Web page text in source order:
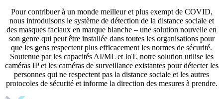
Pour contribuer à un monde meilleur et plus exempt de COVID,
nous introduisons le système de détection de la distance sociale et
des masques faciaux en marque blanche – une solution nouvelle en
son genre qui peut être installée dans toutes les organisations pour
que les gens respectent plus efficacement les normes de sécurité.
Soutenue par les capacités AI/ML et IoT, notre solution utilise les
caméras IP et les caméras de surveillance existantes pour détecter les
personnes qui ne respectent pas la distance sociale et les autres
protocoles de sécurité et informe la direction des mesures à prendre.